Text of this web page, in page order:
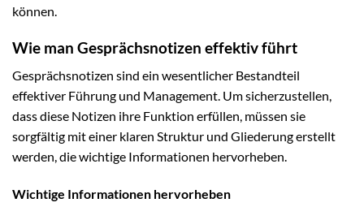
können.
Wie man Gesprächsnotizen effektiv führt
Gesprächsnotizen sind ein wesentlicher Bestandteil
effektiver Führung und Management. Um sicherzustellen,
dass diese Notizen ihre Funktion erfüllen, müssen sie
sorgfältig mit einer klaren Struktur und Gliederung erstellt
werden, die wichtige Informationen hervorheben.
Wichtige Informationen hervorheben